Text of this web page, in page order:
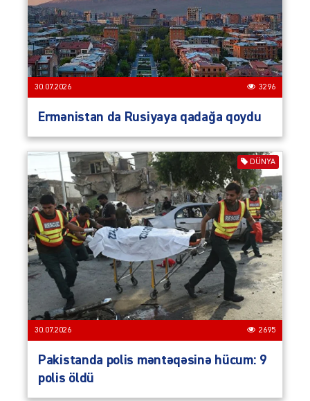
30.07.2026 3296
Ermənistan da Rusiyaya qadağa qoydu
DÜNYA
30.07.2026 2695
Pakistanda polis məntəqəsinə hücum: 9
polis öldü